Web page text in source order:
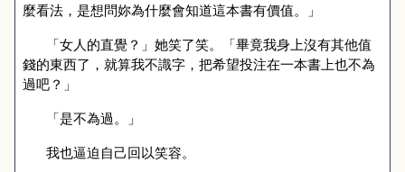
麼看法，是想問妳為什麼會知道這本書有價值。」
「女人的直覺？」她笑了笑。「畢竟我身上沒有其他值
錢的東西了，就算我不識字，把希望投注在一本書上也不為
過吧？」
「是不為過。」
我也逼迫自己回以笑容。